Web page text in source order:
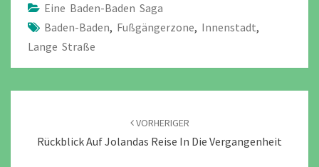
Eine Baden-Baden Saga
Baden-Baden, Fußgängerzone, Innenstadt,
Lange Straße
VORHERIGER
Rückblick Auf Jolandas Reise In Die Vergangenheit